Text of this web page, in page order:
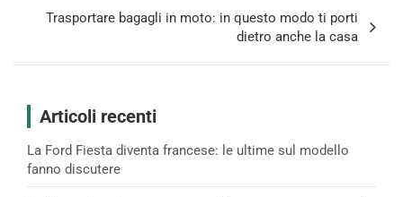
Trasportare bagagli in moto: in questo modo ti porti
dietro anche la casa
Articoli recenti
La Ford Fiesta diventa francese: le ultime sul modello
fanno discutere